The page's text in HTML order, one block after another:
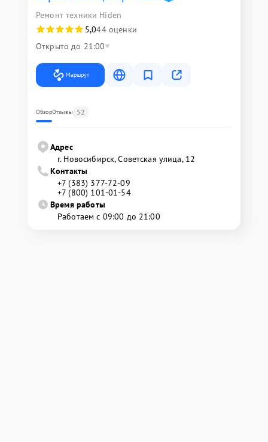
Ремонт техники Hiden
5,044 оценки
Открыто до 21:00
Маршрут
ОбзорОтзывы 52
Адрес
г. Новосибирск, Советская улица, 12
Контакты
+7 (383) 377-72-09
+7 (800) 101-01-54
Время работы
Работаем с 09:00 до 21:00